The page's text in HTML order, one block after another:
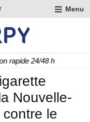
Menu
48 h
Nouvelle-
le